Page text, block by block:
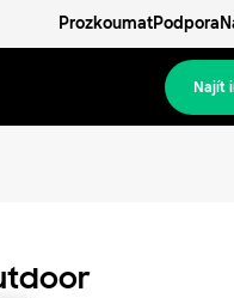
ProzkoumatPodpora
Najít